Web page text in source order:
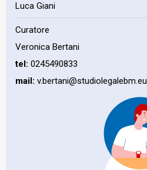
Luca Giani
Curatore
Veronica Bertani
tel: 0245490833
mail: v.bertani@studiolegalebm.eu